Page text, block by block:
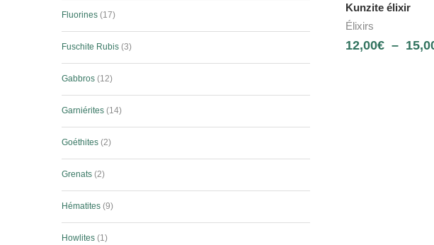
Kunzite élixir
Élixirs
12,00€ –
Fluorines 17
Fuschite Rubis 3
Gabbros 12
Garniérites 14
Goéthites 2
Grenats 2
Hématites 9
Howlites 1